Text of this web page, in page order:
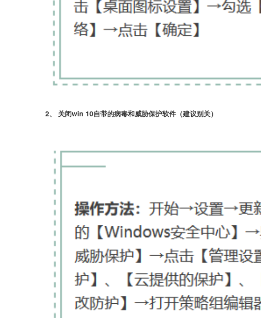
2、 关闭win 10自带的病毒和威胁保护软件（建议别关）